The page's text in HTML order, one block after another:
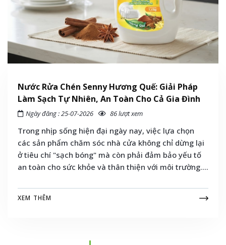
Nước Rửa Chén Senny Hương Quế: Giải Pháp
Làm Sạch Tự Nhiên, An Toàn Cho Cả Gia Đình
Ngày đăng : 25-07-2026 86 lượt xem
Trong nhịp sống hiện đại ngày nay, việc lựa chọn
các sản phẩm chăm sóc nhà cửa không chỉ dừng lại
ở tiêu chí "sạch bóng" mà còn phải đảm bảo yếu tố
an toàn cho sức khỏe và thân thiện với môi trường.
thị trường, nước rửa chén Senny hương quế đang trở
thành cái tên được hàng triệu bà nội trợ Việt tin
cùng khám phá bài viết chi tiết dưới đây để hiểu vì
XEM THÊM